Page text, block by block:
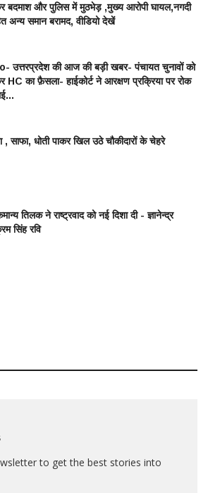
बदमाश और पुलिस में मुठभेड़ ,मुख्य आरोपी घायल,नगदी
अन्य समान बरामद, वीडियो देखें
उत्तरप्रदेश की आज की बड़ी खबर- पंचायत चुनावों को
HC का फ़ैसला- हाईकोर्ट ने आरक्षण प्रक्रिया पर रोक
, साफा, धोती पाकर खिल उठे चौकीदारों के चेहरे
तिलक ने राष्ट्रवाद को नई दिशा दी - ज्ञानेन्द्र
सिंह रवि
to get the best stories into